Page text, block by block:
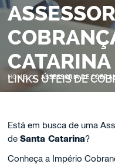
CATARINA
LINKS ÚTEIS DE
HOME > ASSESSORIA DE
Está em busca de uma
deSanta Catarina?
Conheça a Império